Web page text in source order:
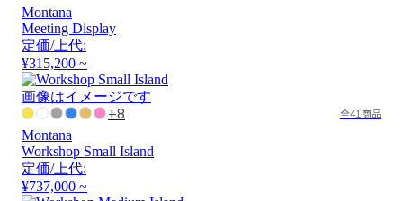
Montana
Meeting Display
定価/上代:
¥315,200 ~
画像はイメージです
+8 全41商品
Montana
Workshop Small Island
定価/上代:
¥737,000 ~